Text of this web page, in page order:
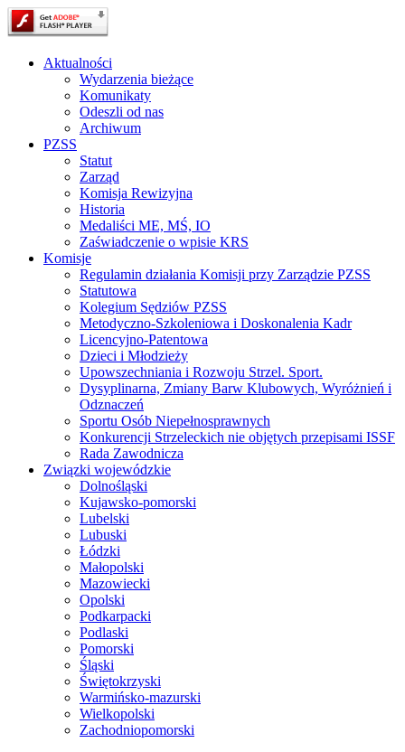
Aktualności
Wydarzenia bieżące
Komunikaty
Odeszli od nas
Archiwum
PZSS
Statut
Zarząd
Komisja Rewizyjna
Historia
Medaliści ME, MŚ, IO
Zaświadczenie o wpisie KRS
Komisje
Regulamin działania Komisji przy Zarządzie PZSS
Statutowa
Kolegium Sędziów PZSS
Metodyczno-Szkoleniowa i Doskonalenia Kadr
Licencyjno-Patentowa
Dzieci i Młodzieży
Upowszechniania i Rozwoju Strzel. Sport.
Dysyplinarna, Zmiany Barw Klubowych, Wyróżnień i
Odznaczeń
Sportu Osób Niepełnosprawnych
Konkurencji Strzeleckich nie objętych przepisami ISSF
Rada Zawodnicza
Związki wojewódzkie
Dolnośląski
Kujawsko-pomorski
Lubelski
Lubuski
Łódzki
Małopolski
Mazowiecki
Opolski
Podkarpacki
Podlaski
Pomorski
Śląski
Świętokrzyski
Warmińsko-mazurski
Wielkopolski
Zachodniopomorski